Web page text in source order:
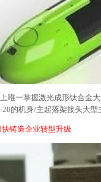
唯一掌握激光成形钛合金
20的机身/主起落架接头大
铸造企业转型升级